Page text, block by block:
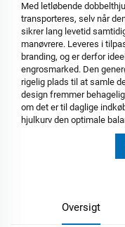
Med letløbende
transporteres, selv når
sikrer lang levetid
manøvrere. Leveres i
branding, og er derfor
engrosmarked. Den
rigelig plads til at samle
design fremmer
om det er til daglige
hjulkurv den optimale
Oversigt